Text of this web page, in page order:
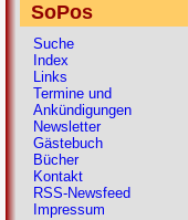
SoPos
Suche
Index
Links
Termine und
Ankündigungen
Newsletter
Gästebuch
Bücher
Kontakt
RSS-Newsfeed
Impressum